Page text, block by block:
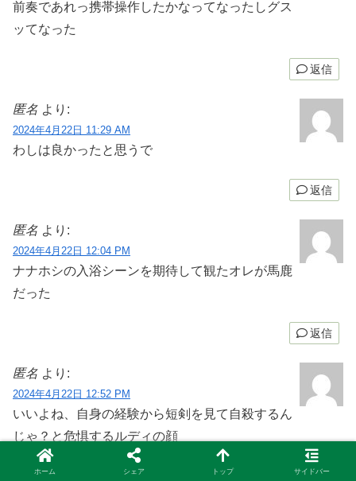
前奏であれっ携帯操作したかなってなったしグス
ッてなった
返信
匿名 より:
2024年4月22日 11:29 AM
わしは良かったと思うで
返信
匿名 より:
2024年4月22日 12:04 PM
ナナホシの入浴シーンを期待して観たオレが馬鹿
だった
返信
匿名 より:
2024年4月22日 12:52 PM
いいよね、自身の経験から短剣を見て自殺するん
じゃ？と危惧するルディの顔
返信
ホーム シェア トップ サイドバー